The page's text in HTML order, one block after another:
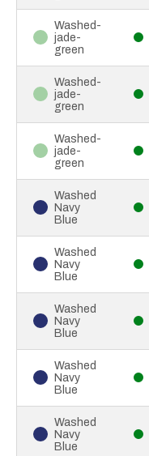
Washed-
jade-
green
Washed-
jade-
green
Washed-
jade-
green
Washed
Navy
Blue
Washed
Navy
Blue
Washed
Navy
Blue
Washed
Navy
Blue
Washed
Navy
Blue